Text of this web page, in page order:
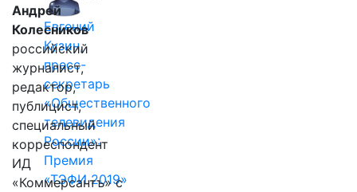
Евгений
Кузин,
пресс-
секретарь
«Общественного
телевидения
России»:
Премия
«ТЭФИ 2019»
Андрей
Колесников
российский
журналист,
редактор,
публицист,
специальный
корреспондент
ИД
«Коммерсантъ» с